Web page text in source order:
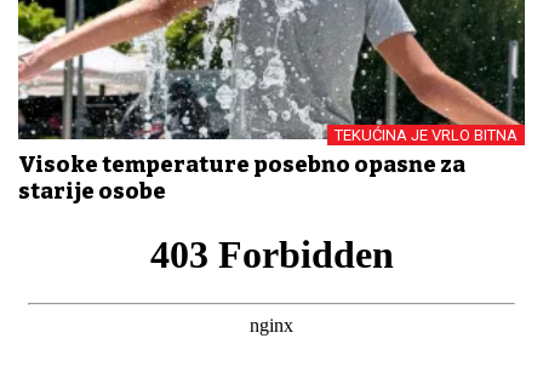
TEKUĆINA JE VRLO BITNA
Visoke temperature posebno opasne za
starije osobe